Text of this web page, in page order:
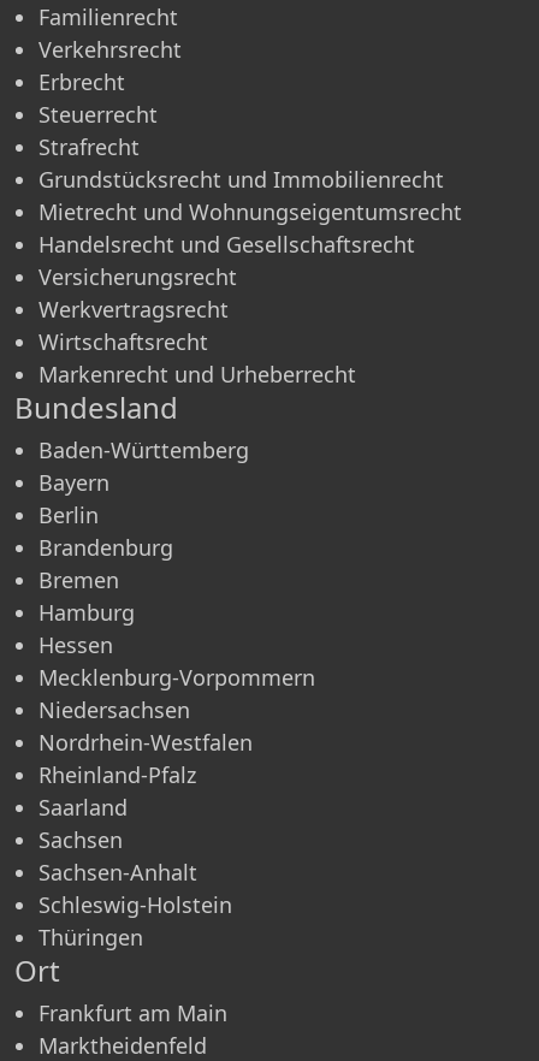
Familienrecht
Verkehrsrecht
Erbrecht
Steuerrecht
Strafrecht
Grundstücksrecht und Immobilienrecht
Mietrecht und Wohnungseigentumsrecht
Handelsrecht und Gesellschaftsrecht
Versicherungsrecht
Werkvertragsrecht
Wirtschaftsrecht
Markenrecht und Urheberrecht
Bundesland
Baden-Württemberg
Bayern
Berlin
Brandenburg
Bremen
Hamburg
Hessen
Mecklenburg-Vorpommern
Niedersachsen
Nordrhein-Westfalen
Rheinland-Pfalz
Saarland
Sachsen
Sachsen-Anhalt
Schleswig-Holstein
Thüringen
Ort
Frankfurt am Main
Marktheidenfeld